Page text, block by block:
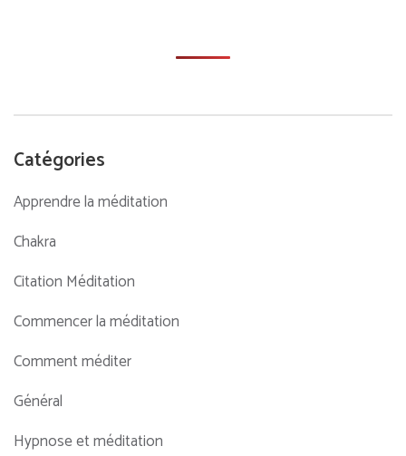
Catégories
Apprendre la méditation
Chakra
Citation Méditation
Commencer la méditation
Comment méditer
Général
Hypnose et méditation